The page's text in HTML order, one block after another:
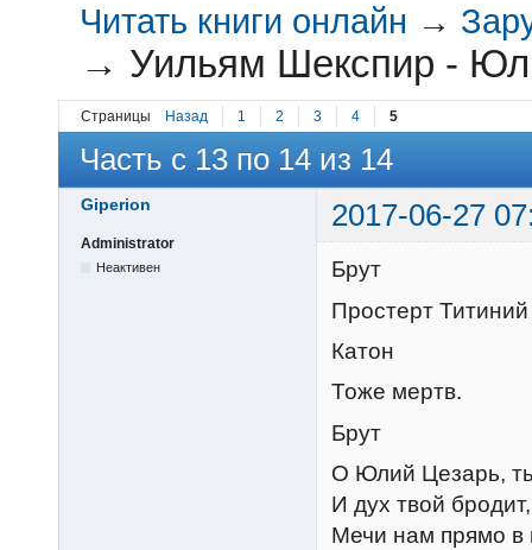
Читать книги онлайн →
→ Уильям Шекспир -
Страницы Назад 1 2 3 4 5
Часть с 13 по 14 из 14
Giperion 2017-06-27
Administrator
Неактивен
Брут
Простерт
Катон
Тоже мертв.
Брут
О Юлий Цезарь,
И дух твой
Мечи нам прямо в